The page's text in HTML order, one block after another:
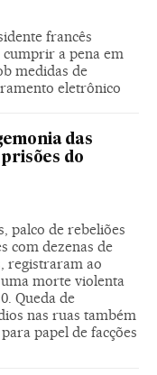
francês
a pena em
medidas de
eletrônico
das
do
palco de rebeliões
com dezenas de
registraram ao
morte violenta
Queda de
nas ruas também
papel de facções